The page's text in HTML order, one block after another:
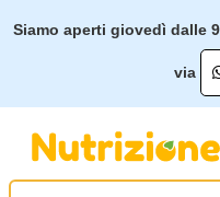
Siamo aperti giovedì dalle
via